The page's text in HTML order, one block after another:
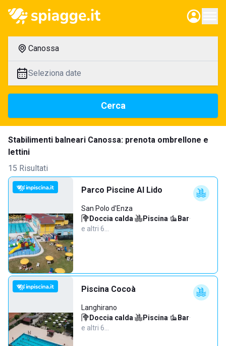
Canossa
Seleziona date
Cerca
Stabilimenti balneari Canossa: prenota ombrellone e
lettini
15 Risultati
Parco Piscine Al Lido
San Polo d'Enza
Doccia calda· Piscina· Bar·
e altri 6…
Piscina Cocoà
Langhirano
Doccia calda· Piscina· Bar·
e altri 6…